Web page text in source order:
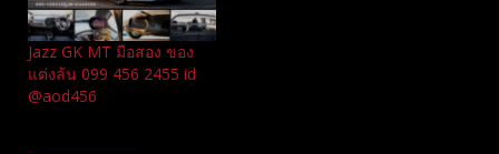
Jazz GK MT มือสอง ของ
แต่งล้น 099 456 2455 id
@aod456